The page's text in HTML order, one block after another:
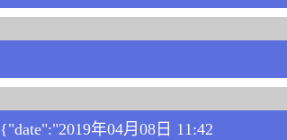
年04月08日 11:42